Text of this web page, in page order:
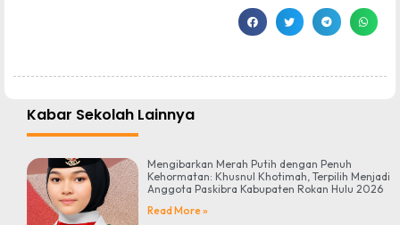
Kabar Sekolah Lainnya
Mengibarkan Merah Putih dengan Penuh
Kehormatan: Khusnul Khotimah, Terpilih Menjadi
Anggota Paskibra Kabupaten Rokan Hulu 2026
Read More »